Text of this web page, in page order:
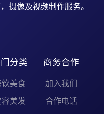
摄像及视频制作服务。
分类
饮美食
容美发
商务合作
加入我们
合作电话